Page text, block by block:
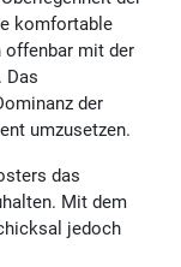
komfortable
offenbar mit der
Das
der
umzusetzen.
das
Mit dem
jedoch